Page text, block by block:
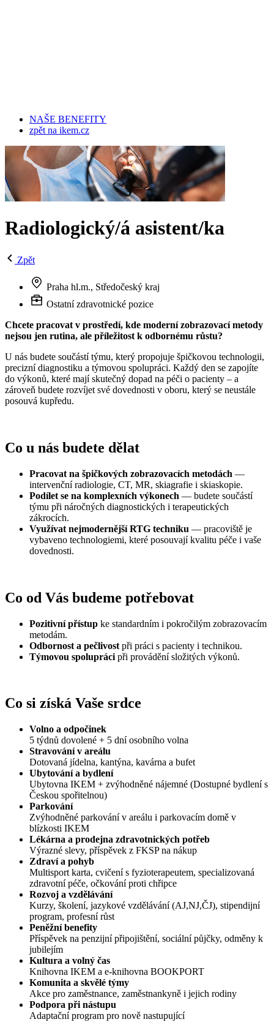
NAŠE BENEFITY
zpět na ikem.cz
Radiologický/á asistent/ka
Zpět
Praha hl.m., Středočeský kraj
Ostatní zdravotnické pozice
Chcete pracovat v prostředí, kde moderní zobrazovací metody
nejsou jen rutina, ale příležitost k odbornému růstu?
U nás budete součástí týmu, který propojuje špičkovou technologii,
precizní diagnostiku a týmovou spolupráci. Každý den se zapojíte
do výkonů, které mají skutečný dopad na péči o pacienty – a
zároveň budete rozvíjet své dovednosti v oboru, který se neustále
posouvá kupředu.
Co u nás budete dělat
Pracovat na špičkových zobrazovacích metodách —
intervenční radiologie, CT, MR, skiagrafie i skiaskopie.
Podílet se na komplexních výkonech — budete součástí
týmu při náročných diagnostických i terapeutických
zákrocích.
Využívat nejmodernější RTG techniku — pracoviště je
vybaveno technologiemi, které posouvají kvalitu péče i vaše
dovednosti.
Co od Vás budeme potřebovat
Pozitivní přístup ke standardním i pokročilým zobrazovacím
metodám.
Odbornost a pečlivost při práci s pacienty i technikou.
Týmovou spolupráci při provádění složitých výkonů.
Co si získá Vaše srdce
Volno a odpočinek
5 týdnů dovolené + 5 dní osobního volna
Stravování v areálu
Dotovaná jídelna, kantýna, kavárna a bufet
Ubytování a bydlení
Ubytovna IKEM + zvýhodněné nájemné (Dostupné bydlení s
Českou spořitelnou)
Parkování
Zvýhodněné parkování v areálu i parkovacím domě v
blízkosti IKEM
Lékárna a prodejna zdravotnických potřeb
Výrazné slevy, příspěvek z FKSP na nákup
Zdraví a pohyb
Multisport karta, cvičení s fyzioterapeutem, specializovaná
zdravotní péče, očkování proti chřipce
Rozvoj a vzdělávání
Kurzy, školení, jazykové vzdělávání (AJ,NJ,ČJ), stipendijní
program, profesní růst
Peněžní benefity
Příspěvek na penzijní připojištění, sociální půjčky, odměny k
jubilejím
Kultura a volný čas
Knihovna IKEM a e-knihovna BOOKPORT
Komunita a skvělé týmy
Akce pro zaměstnance, zaměstnankyně i jejich rodiny
Podpora při nástupu
Adaptační program pro nově nastupující